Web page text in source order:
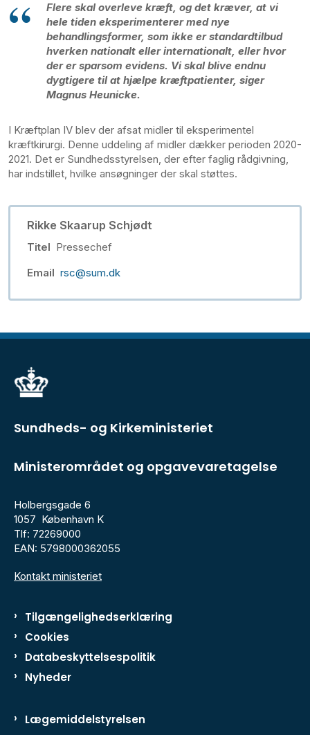
Flere skal overleve kræft, og det kræver, at vi
hele tiden eksperimenterer med nye
behandlingsformer, som ikke er standardtilbud
hverken nationalt eller internationalt, eller hvor
der er sparsom evidens. Vi skal blive endnu
dygtigere til at hjælpe kræftpatienter, siger
Magnus Heunicke.
I Kræftplan IV blev der afsat midler til eksperimentel
kræftkirurgi. Denne uddeling af midler dækker perioden 2020-
2021. Det er Sundhedsstyrelsen, der efter faglig rådgivning,
har indstillet, hvilke ansøgninger der skal støttes.
Rikke Skaarup Schjødt
Titel Pressechef
Email rsc@sum.dk
Sundheds- og Kirkeministeriet
Ministerområdet og opgavevaretagelse
Holbergsgade 6
1057 København K
Tlf: 72269000
EAN: 5798000362055
Kontakt ministeriet
Tilgængelighedserklæring
Cookies
Databeskyttelsespolitik
Nyheder
Lægemiddelstyrelsen